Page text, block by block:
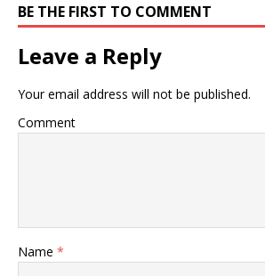
BE THE FIRST TO COMMENT
Leave a Reply
Your email address will not be published.
Comment
Name *